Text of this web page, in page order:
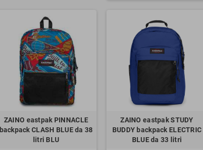
ZAINO eastpak PINNACLE
backpack CLASH BLUE da 38
litri BLU
ZAINO eastpak STUDY
BUDDY backpack ELECTRIC
BLUE da 33 litri